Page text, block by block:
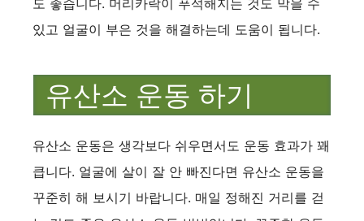
있고 얼굴이 부은 것을 해결하는데 도움이 됩니다.
유산소 운동 하기
유산소 운동은 생각보다 쉬우면서도 운동 효과가 꽤
큽니다. 얼굴에 살이 잘 안 빠진다면 유산소 운동을
꾸준히 해 보시기 바랍니다. 매일 정해진 거리를 걷